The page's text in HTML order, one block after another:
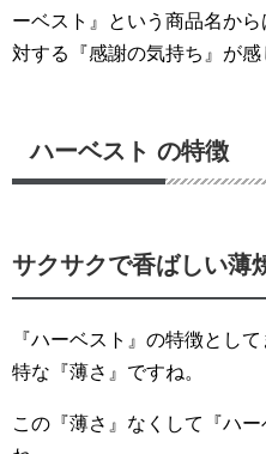
ーベスト』という商品名か
対する『感謝の気持ち』が感
ハーベスト の特徴
サクサクで香ばしい薄
『ハーベスト』の特徴とし
特な『薄さ』ですね。
この『薄さ』なくして『ハ